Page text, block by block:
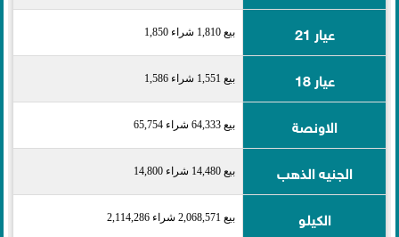
عيار 21 بيع 1,810 شراء 1,850
عيار 18 بيع 1,551 شراء 1,586
الاونصة بيع 64,333 شراء 65,754
الجنيه الذهب بيع 14,480 شراء 14,800
الكيلو بيع 2,068,571 شراء 2,114,286